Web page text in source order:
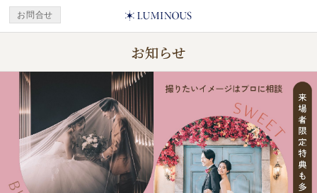
お問合せ
お知らせ